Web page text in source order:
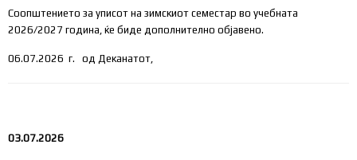
Соопштението за уписот на зимскиот семестар во учебната
2026/2027 година, ќе биде дополнително објавено.
06.07.2026 г. од Деканатот,
03.07.2026